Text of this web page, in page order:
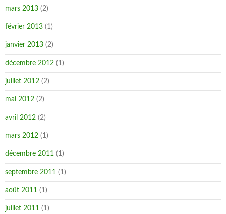
mars 2013 (2)
février 2013 (1)
janvier 2013 (2)
décembre 2012 (1)
juillet 2012 (2)
mai 2012 (2)
avril 2012 (2)
mars 2012 (1)
décembre 2011 (1)
septembre 2011 (1)
août 2011 (1)
juillet 2011 (1)